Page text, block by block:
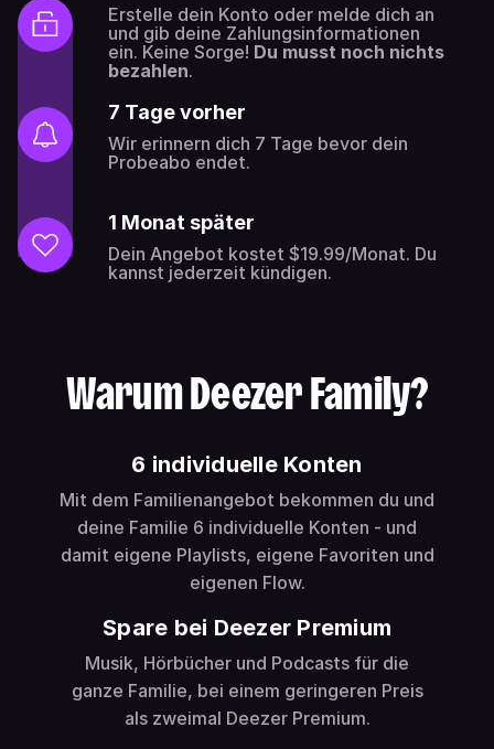
Erstelle dein Konto oder melde dich an
und gib deine Zahlungsinformationen
ein. Keine Sorge! Du musst noch nichts
bezahlen.
7 Tage vorher
Wir erinnern dich 7 Tage bevor dein
Probeabo endet.
1 Monat später
Dein Angebot kostet $19.99/Monat. Du
kannst jederzeit kündigen.
Warum Deezer Family?
6 individuelle Konten
Mit dem Familienangebot bekommen du und
deine Familie 6 individuelle Konten - und
damit eigene Playlists, eigene Favoriten und
eigenen Flow.
Spare bei Deezer Premium
Musik, Hörbücher und Podcasts für die
ganze Familie, bei einem geringeren Preis
als zweimal Deezer Premium.